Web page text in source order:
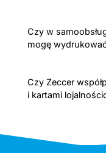
Czy w
mogę
Czy Zeccer
i kartami